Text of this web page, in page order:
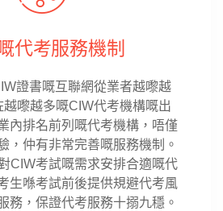
代考服務機制
證書嘅互聯網從業者越嚟越
越嚟越多嘅CIW代考機構嘅出
內排名前列嘅代考機構，唔僅
，仲有非常完善嘅服務機制。
CIW考試嘅需求安排合適嘅代
生喺考試前後提供規避代考風
務，保證代考服務十搦九穩。